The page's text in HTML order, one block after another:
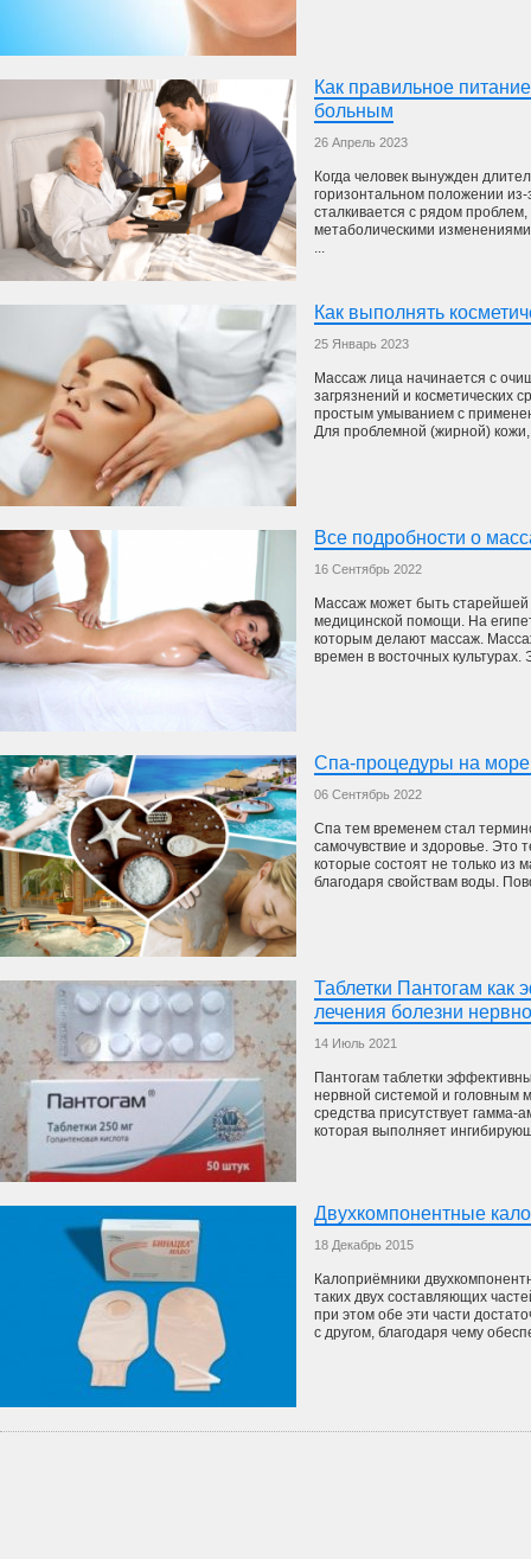
Как правильное
больным
26 Апрель 2023
Когда человек вынужден
горизонтальном положении
сталкивается с рядом
метаболическими
...
Как выполнять
25 Январь 2023
Массаж лица начинается с
загрязнений и косметических
простым умыванием с
Для проблемной (жирной)
Все подробности о
16 Сентябрь 2022
Массаж может быть
медицинской помощи. На
которым делают массаж.
времен в восточных
Спа-процедуры на море
06 Сентябрь 2022
Спа тем временем стал
самочувствие и здоровье.
которые состоят не только из
благодаря свойствам воды.
Таблетки Пантогам как
лечения болезни
14 Июль 2021
Пантогам таблетки
нервной системой и головным
средства присутствует
которая выполняет
Двухкомпонентные
18 Декабрь 2015
Калоприёмники
таких двух составляющих
при этом обе эти части
с другом, благодаря чему